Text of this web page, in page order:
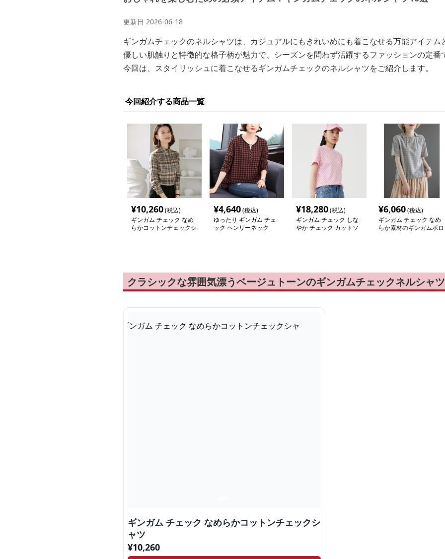
更新日 2026-06-18
ギンガムチェックのネルシャツは、カジュアルにもきれいめにも着こなせる万能アイテム
優しい肌触りと特徴的な格子柄が魅力で、シーズンを問わず活躍するファッションの定番
今回は、スタイリッシュに着こなせるギンガムチェックのネルシャツをご紹介します。
今回紹介する商品一覧
¥10,260(税込)
ギンガム チェック なめ
らかコットンチェックシ
¥4,640(税込)
ゆったり ギンガム チェ
ック ヘンリーネック
¥18,280(税込)
ギンガム チェック しな
やか チェック カットソ
¥6,060(税込)
ギンガム チェック なめ
らか素材のギンガムポロ
クラシックな雰囲気漂うベージュトーンのギンガムチェックネルシャツ
ギンガム チェック なめらかコットンチェックシ
ャツ
¥10,260